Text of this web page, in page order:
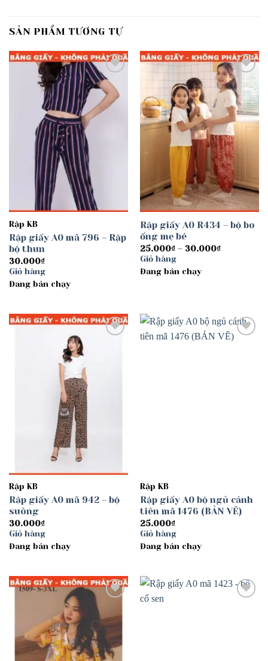
SẢN PHẨM TƯƠNG TỰ
Add to
wishlist
Rập KB
Rập giấy A0 mã 796 – Rập
bộ thun
30.000₫
Giỏ hàng
Đang bán chạy
Add to
wishlist
Rập giấy A0 R434 – bộ bo
ống mẹ bé
25.000₫ – 30.000₫Khoảng
Giỏ hàng
Đang bán chạy
Rập KB
Rập giấy A0 mã 942 – bộ
suông
30.000₫
Giỏ hàng
Đang bán chạy
Add to
Rập KB
Rập giấy A0 bộ ngủ cánh
tiên mã 1476 (BẢN VẼ)
25.000₫
Giỏ hàng
Đang bán chạy
Add to
wishlist